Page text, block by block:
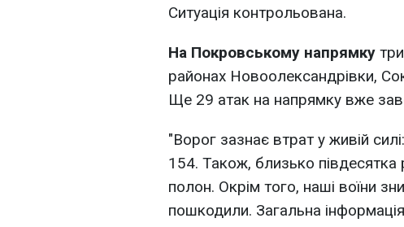
Ситуація контрольована.
На Покровському напрямку
районах Новоолександрівки,
Ще 29 атак на напрямку вже
"Ворог зазнає втрат у живій
154. Також, близько півдесятка
полон. Окрім того, наші воїни
пошкодили. Загальна